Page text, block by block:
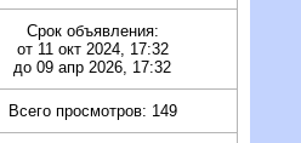
Срок объявления:
от 11 окт 2024, 17:32
до 09 апр 2026, 17:32
Всего просмотров: 149